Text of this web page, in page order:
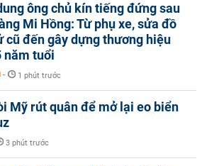
ông chủ kín tiếng đứng sau
Mi Hồng: Từ phụ xe, sửa đồ
cũ đến gây dựng thương hiệu
năm tuổi
- 1 phút trước
Mỹ rút quân để mở lại eo biển
3 phút trước